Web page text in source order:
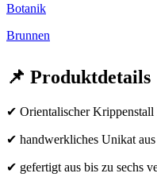
Botanik
Brunnen
📌 Produktdetails
✔ Orientalischer Krippenstall
✔ handwerkliches Unikat aus
✔ gefertigt aus bis zu sechs